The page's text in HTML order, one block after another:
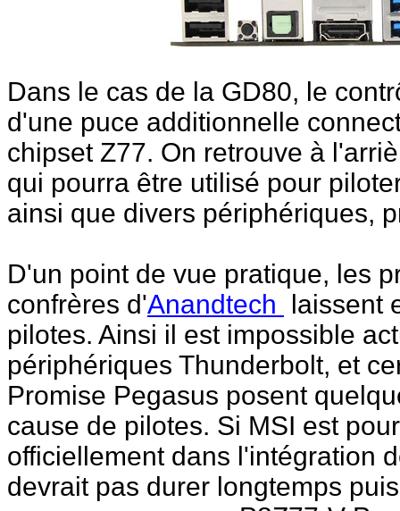
Dans le cas de la GD80, le
d'une puce additionnelle
chipset Z77. On retrouve à
qui pourra être utilisé pour
ainsi que divers périphériques,
D'un point de vue pratique, les
confrères d'Anandtech
laissent
pilotes. Ainsi il est impossible
périphériques Thunderbolt, et
Promise Pegasus posent
cause de pilotes. Si MSI est
officiellement dans l'intégration
devrait pas durer longtemps